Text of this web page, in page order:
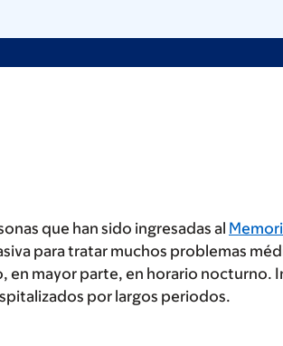
que han sido ingresadas al
para tratar muchos problemas
en mayor parte, en horario nocturno.
por largos periodos.